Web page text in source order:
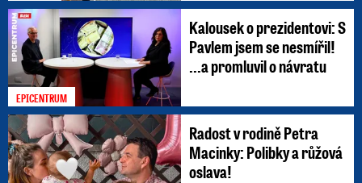
EPICENTRUM
Kalousek o prezidentovi: S
Pavlem jsem se nesmířil!
...a promluvil o návratu
Radost v rodině Petra
Macinky: Polibky a růžová
oslava!